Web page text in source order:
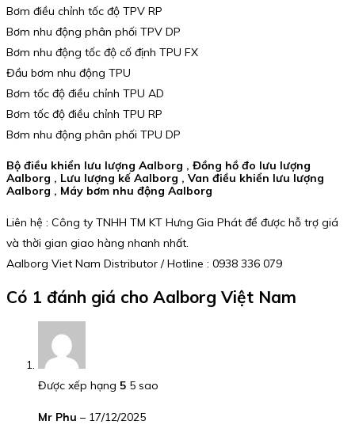
Bơm điều chỉnh tốc độ TPV RP
Bơm nhu động phân phối TPV DP
Bơm nhu động tốc độ cố định TPU FX
Đầu bơm nhu động TPU
Bơm tốc độ điều chỉnh TPU AD
Bơm tốc độ điều chỉnh TPU RP
Bơm nhu động phân phối TPU DP
Bộ điều khiển lưu lượng Aalborg , Đồng hồ đo lưu lượng
Aalborg , Lưu lượng kế Aalborg , Van điều khiển lưu lượng
Aalborg , Máy bơm nhu động Aalborg
Liên hệ : Công ty TNHH TM KT Hưng Gia Phát để được hỗ trợ giá
và thời gian giao hàng nhanh nhất.
Aalborg Viet Nam Distributor / Hotline : 0938 336 079
Có 1 đánh giá cho Aalborg Việt Nam
Được xếp hạng 5 5 sao
Mr Phu – 17/12/2025